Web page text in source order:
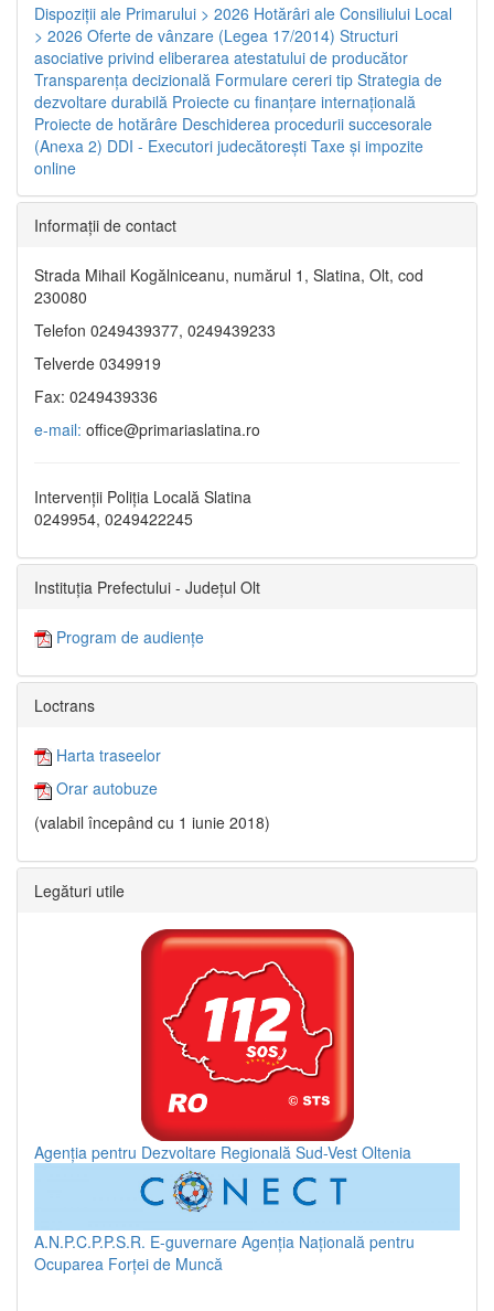
Dispoziţii ale Primarului > 2026 Hotărâri ale Consiliului Local
> 2026 Oferte de vânzare (Legea 17/2014) Structuri
asociative privind eliberarea atestatului de producător
Transparenţa decizională Formulare cereri tip Strategia de
dezvoltare durabilă Proiecte cu finanţare internaţională
Proiecte de hotărâre Deschiderea procedurii succesorale
(Anexa 2) DDI - Executori judecătorești Taxe şi impozite
online
Informaţii de contact
Strada Mihail Kogălniceanu, numărul 1, Slatina, Olt, cod
230080
Telefon 0249439377, 0249439233
Telverde 0349919
Fax: 0249439336
e-mail: office@primariaslatina.ro
Intervenții Poliția Locală Slatina
0249954, 0249422245
Instituția Prefectului - Județul Olt
Program de audiențe
Loctrans
Harta traseelor
Orar autobuze
(valabil începând cu 1 iunie 2018)
Legături utile
Agenția pentru Dezvoltare Regională Sud-Vest Oltenia
A.N.P.C.P.P.S.R. E-guvernare Agenția Națională pentru
Ocuparea Forței de Muncă